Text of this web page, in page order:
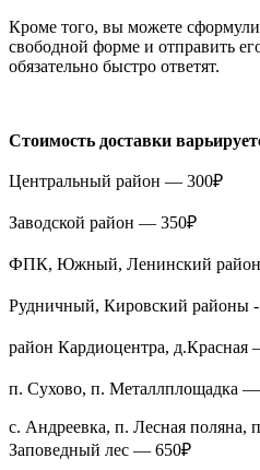
Кроме того, вы можете
свободной форме и отправить
обязательно быстро ответят.
Стоимость доставки
Центральный район — 300₽
Заводской район — 350₽
ФПК, Южный, Ленинский
Рудничный, Кировский районы
район Кардиоцентра, д.Красная
п. Сухово, п. Металлплощадка
с. Андреевка, п. Лесная поляна,
Заповедный лес — 650₽